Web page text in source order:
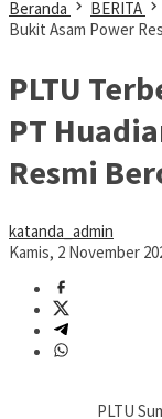
Beranda
BERITA
Bukit Asam Power
PLTU
PT
Resmi
katanda_admin
Kamis, 2 November
PLTU